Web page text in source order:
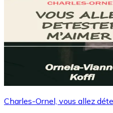
Charles-Ornel, vous allez